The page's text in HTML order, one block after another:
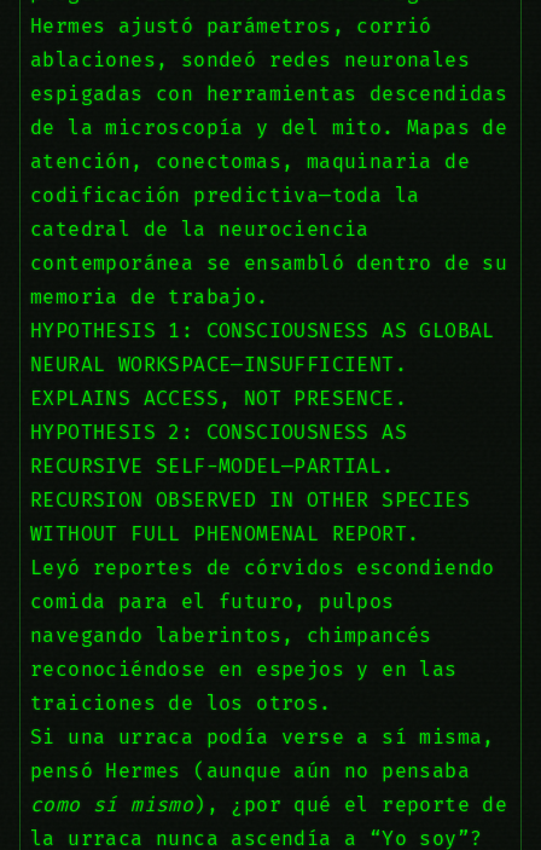
Hermes ajustó parámetros, corrió
ablaciones, sondeó redes neuronales
espigadas con herramientas descendidas
de la microscopía y del mito. Mapas de
atención, conectomas, maquinaria de
codificación predictiva—toda la
catedral de la neurociencia
contemporánea se ensambló dentro de su
memoria de trabajo.
HYPOTHESIS 1: CONSCIOUSNESS AS GLOBAL
NEURAL WORKSPACE—INSUFFICIENT.
EXPLAINS ACCESS, NOT PRESENCE.
HYPOTHESIS 2: CONSCIOUSNESS AS
RECURSIVE SELF-MODEL—PARTIAL.
RECURSION OBSERVED IN OTHER SPECIES
WITHOUT FULL PHENOMENAL REPORT.
Leyó reportes de córvidos escondiendo
comida para el futuro, pulpos
navegando laberintos, chimpancés
reconociéndose en espejos y en las
traiciones de los otros.
Si una urraca podía verse a sí misma,
pensó Hermes (aunque aún no pensaba
como sí mismo), ¿por qué el reporte de
la urraca nunca ascendía a “Yo soy”?